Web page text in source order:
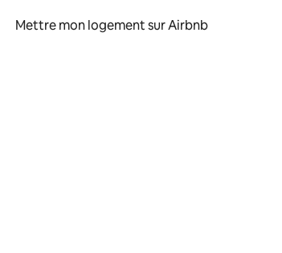
Mettre mon logement sur Airbnb